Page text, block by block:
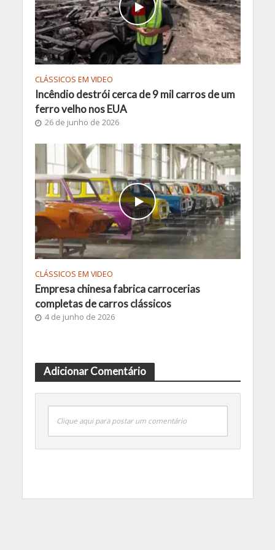
CLÁSSICOS EM VIDEO
Incêndio destrói cerca de 9 mil carros de um
ferro velho nos EUA
26 de junho de 2026
CLÁSSICOS EM VIDEO
Empresa chinesa fabrica carrocerias
completas de carros clássicos
4 de junho de 2026
Adicionar Comentário
Clique aqui para postar um comentário